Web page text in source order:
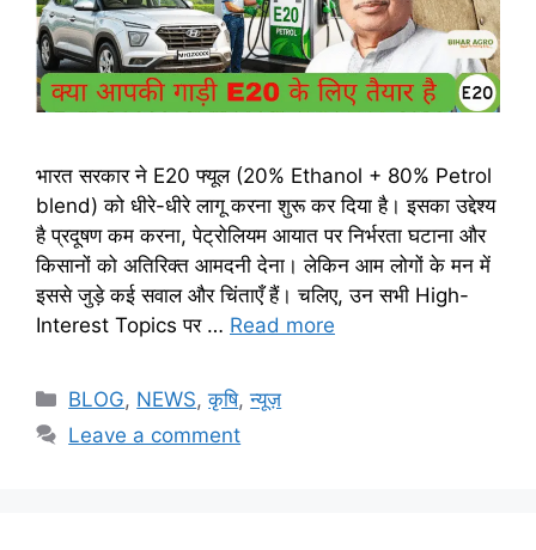
भारत सरकार ने E20 फ्यूल (20% Ethanol + 80% Petrol
blend) को धीरे-धीरे लागू करना शुरू कर दिया है। इसका उद्देश्य
है प्रदूषण कम करना, पेट्रोलियम आयात पर निर्भरता घटाना और
किसानों को अतिरिक्त आमदनी देना। लेकिन आम लोगों के मन में
इससे जुड़े कई सवाल और चिंताएँ हैं। चलिए, उन सभी High-
Interest Topics पर … Read more
BLOG, NEWS,कृषि,न्यूज़
Leave a comment